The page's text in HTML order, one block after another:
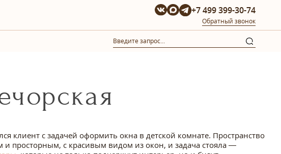
+7 499 399-30-74
Обратный звонок
клиент с задачей оформить окна в детской комнате. Пространство
и просторным, с красивым видом из окон, и задача стояла —